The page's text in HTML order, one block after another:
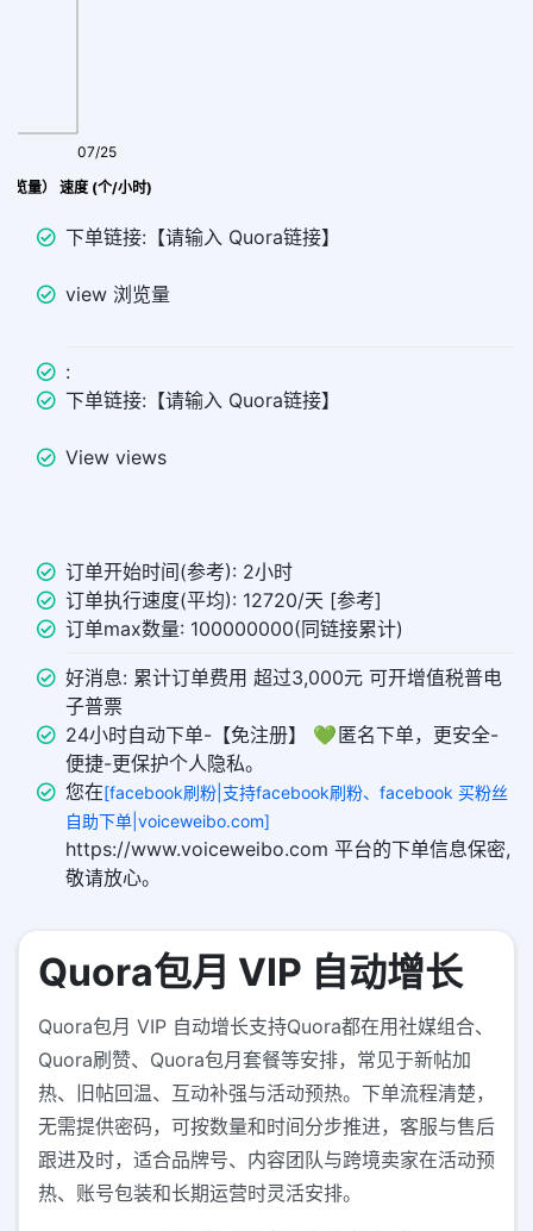
览量） 速度 (个/小时)
07/25
下单链接:【请输入 Quora链接】
view 浏览量
:
下单链接:【请输入 Quora链接】
View views
订单开始时间(参考): 2小时
订单执行速度(平均): 12720/天 [参考]
订单max数量: 100000000(同链接累计)
好消息: 累计订单费用 超过3,000元 可开增值税普电
子普票
24小时自动下单-【免注册】 💚 匿名下单，更安全-
便捷-更保护个人隐私。
您在[facebook刷粉|支持facebook刷粉、facebook 买粉丝
自助下单|voiceweibo.com]
https://www.voiceweibo.com 平台的下单信息保密,
敬请放心。
Quora包月 VIP 自动增长
Quora包月 VIP 自动增长支持Quora都在用社媒组合、
Quora刷赞、Quora包月套餐等安排，常见于新帖加
热、旧帖回温、互动补强与活动预热。下单流程清楚，
无需提供密码，可按数量和时间分步推进，客服与售后
跟进及时，适合品牌号、内容团队与跨境卖家在活动预
热、账号包装和长期运营时灵活安排。